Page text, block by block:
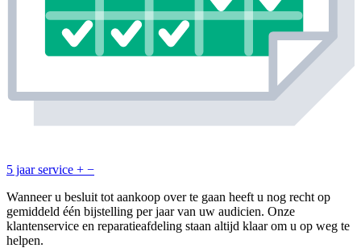
5 jaar service + −
Wanneer u besluit tot aankoop over te gaan heeft u nog recht op
gemiddeld één bijstelling per jaar van uw audicien. Onze
klantenservice en reparatieafdeling staan altijd klaar om u op weg te
helpen.